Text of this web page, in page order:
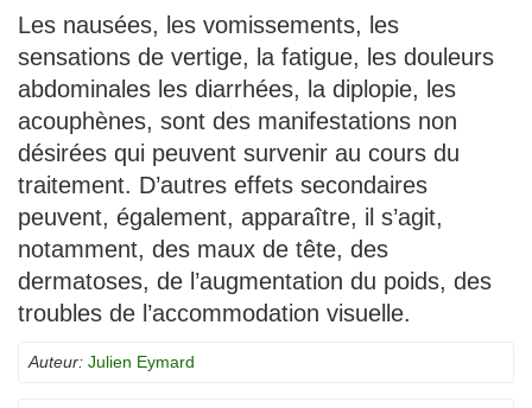
Les nausées, les vomissements, les
sensations de vertige, la fatigue, les douleurs
abdominales les diarrhées, la diplopie, les
acouphènes, sont des manifestations non
désirées qui peuvent survenir au cours du
traitement. D’autres effets secondaires
peuvent, également, apparaître, il s’agit,
notamment, des maux de tête, des
dermatoses, de l’augmentation du poids, des
troubles de l’accommodation visuelle.
Auteur: Julien Eymard